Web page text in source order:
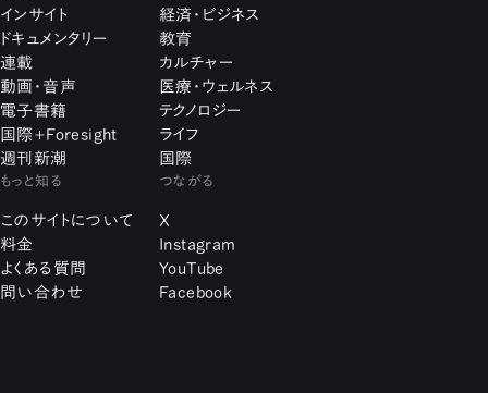
インサイト
ドキュメンタリー
連載
動画・音声
電子書籍
国際+Foresight
週刊新潮
経済・ビジネス
教育
カルチャー
医療・ウェルネス
テクノロジー
ライフ
国際
もっと知る
このサイトについて
料金
よくある質問
問い合わせ
つながる
X
Instagram
YouTube
Facebook